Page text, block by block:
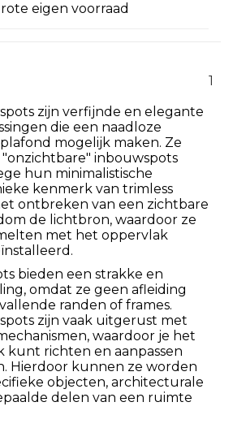
eigen voorraad
1
zijn verfijnde en elegante
die een naadloze
mogelijk maken. Ze
inbouwspots
hun minimalistische
kenmerk van trimless
ontbreken van een zichtbare
de lichtbron, waardoor ze
met het oppervlak
bieden een strakke en
omdat ze geen afleiding
randen of frames.
zijn vaak uitgerust met
waardoor je het
kunt richten en aanpassen
Hierdoor kunnen ze worden
objecten, architecturale
delen van een ruimte